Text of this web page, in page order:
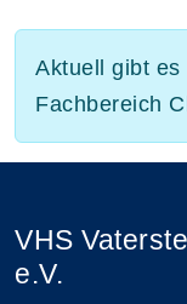
Aktuell gibt es
Fachbereich
VHS
e.V.